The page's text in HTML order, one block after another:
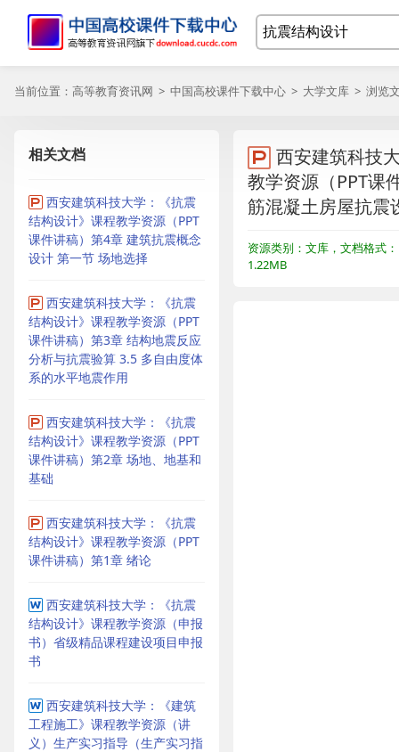
当前位置： 高等教育资讯网 > 中国高校课件下载中心 > 大学文库 > 浏览
相关文档
西安建筑科技大学：《抗震
结构设计》课程教学资源（PPT
课件讲稿）第4章 建筑抗震概念
设计 第一节 场地选择
西安建筑科技大学：《抗震
结构设计》课程教学资源（PPT
课件讲稿）第3章 结构地震反应
分析与抗震验算 3.5 多自由度体
系的水平地震作用
西安建筑科技大学：《抗震
结构设计》课程教学资源（PPT
课件讲稿）第2章 场地、地基和
基础
西安建筑科技大学：《抗震
结构设计》课程教学资源（PPT
课件讲稿）第1章 绪论
西安建筑科技大学：《抗震
结构设计》课程教学资源（申报
书）省级精品课程建设项目申报
书
西安建筑科技大学：《建筑
工程施工》课程教学资源（讲
义）生产实习指导（生产实习指
西安建筑科技
教学资源（PPT课
筋混凝土房屋抗震
资源类别：文库，文档格式
1.22MB